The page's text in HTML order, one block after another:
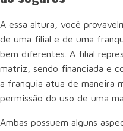
A essa altura, você
de uma filial e de uma
bem diferentes. A filial
matriz, sendo financiada e
a franquia atua de maneira
permissão do uso de uma
Ambas possuem alguns